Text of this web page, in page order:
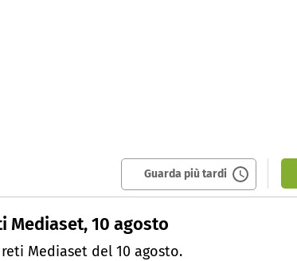
Guarda più tardi
Mediaset, 10 agosto
Mediaset del 10 agosto.